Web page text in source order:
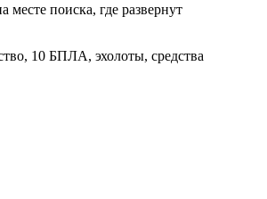
месте поиска, где развернут
10 БПЛА, эхолоты, средства